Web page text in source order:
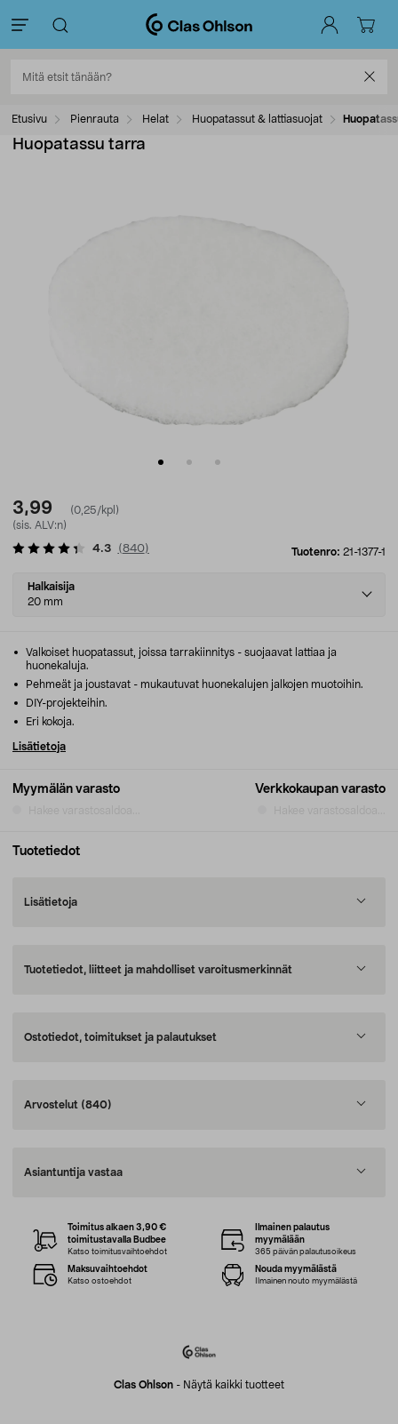
Etusivu Pienrauta Helat Huopatassut & lattiasuojat
Huopatassu tarra
3,99
(0,25/kpl)
(sis. ALV:n)
Tuotenro: 21-1377-1
4.3 (840)
Select
variant
Halkaisija
20 mm
Myymälän varasto Verkkokaupan varasto
Valkoiset huopatassut, joissa tarrakiinnitys - suojaavat lattiaa ja
huonekaluja.
Pehmeät ja joustavat - mukautuvat huonekalujen jalkojen muotoihin.
DIY-projekteihin.
Eri kokoja.
Lisätietoja
Tuotetiedot
Lisätietoja
Tuotetiedot, liitteet ja mahdolliset varoitusmerkinnät
Ostotiedot, toimitukset ja palautukset
Arvostelut (840)
Asiantuntija vastaa
Clas Ohlson - Näytä kaikki tuotteet
Toimitus alkaen 3,90 €
toimitustavalla Budbee
Katso toimitusvaihtoehdot
Ilmainen palautus
myymälään
365 päivän palautusoikeus
Maksuvaihtoehdot
Katso ostoehdot
Nouda myymälästä
Ilmainen nouto myymälästä